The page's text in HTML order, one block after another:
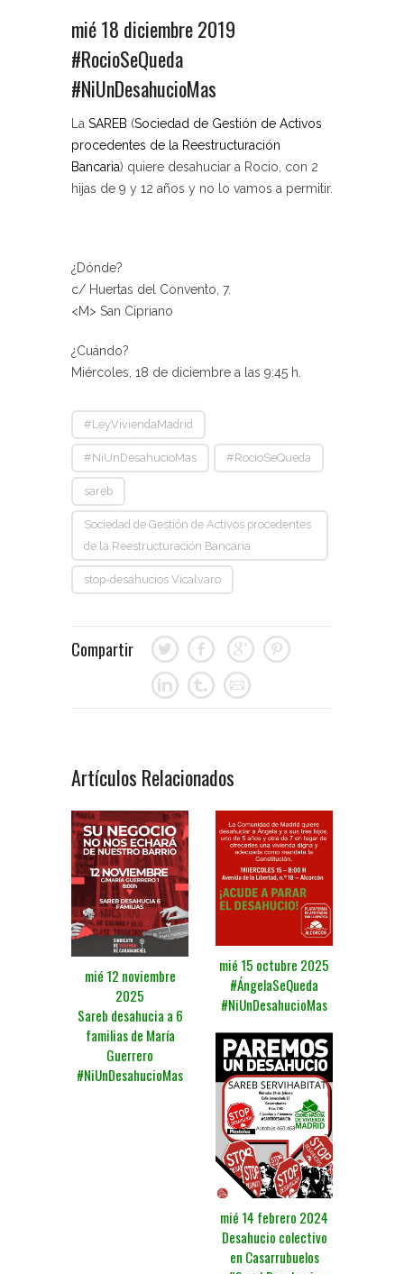
mié 18 diciembre 2019
#RocioSeQueda
#NiUnDesahucioMas
La SAREB (Sociedad de Gestión de Activos
procedentes de la Reestructuración
Bancaria) quiere desahuciar a Rocio, con 2
hijas de 9 y 12 años y no lo vamos a permitir.
¿Dónde?
c/ Huertas del Convento, 7.
<M> San Cipriano
¿Cuándo?
Miércoles, 18 de diciembre a las 9:45 h.
#LeyViviendaMadrid
#NiUnDesahucioMas #RocioSeQueda
sareb
Sociedad de Gestión de Activos procedentes
de la Reestructuración Bancaria
stop-desahucios Vicalvaro
Compartir
Artículos Relacionados
mié 12 noviembre
2025
Sareb desahucia a 6
familias de María
Guerrero
#NiUnDesahucioMas
mié 15 octubre 2025
#ÁngelaSeQueda
#NiUnDesahucioMas
mié 14 febrero 2024
Desahucio colectivo
en Casarrubuelos